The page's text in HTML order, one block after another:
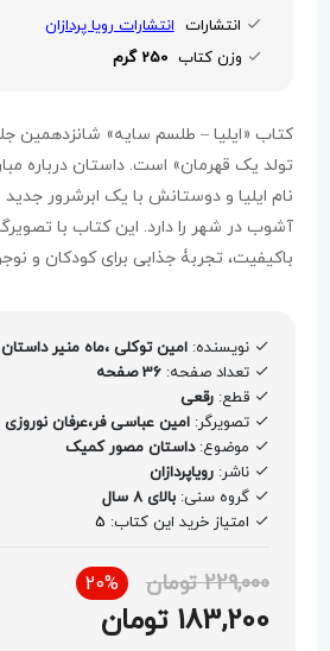
انتشارات انتشارات رویا پردازان
وزن کتاب 250 گرم
کتاب «ایلیا – طلسم سایه» شانزدهمین
تولد یک قهرمان» است. داستان درباره
نام ایلیا و دوستانش با یک ابرشرور
آشوب در شهر را دارد. این کتاب با
باکیفیت، تجربۀ جذابی برای کودکان و
میراث فرهنگی‌شان متحد می‌شوند.
نویسنده:امین توکلی ،ماه منیر
تعداد صفحه:36 صفحه
قطع:رقعی
تصویرگر:امین عباسی فر،عرفان
موضوع:داستان مصور کمیک
ناشر:رویاپردازان
گروه سنی:بالای 8 سال
امتیاز خرید این کتاب: 5
229,000 تومان 20%
183,200 تومان